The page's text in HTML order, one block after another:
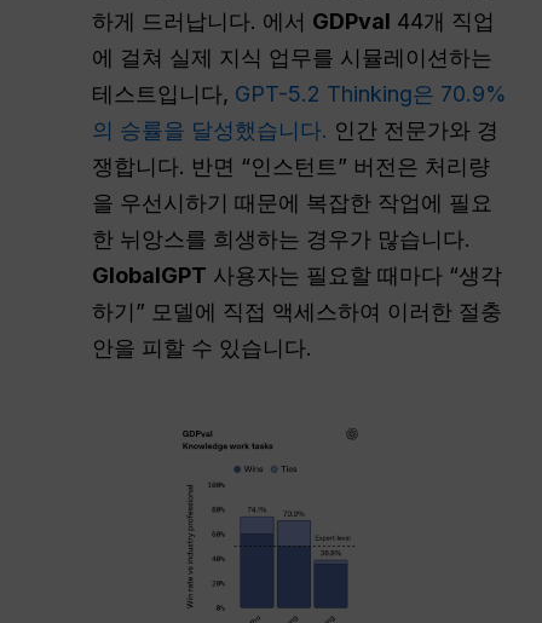
하게 드러납니다. 에서 GDPval 44개 직업
에 걸쳐 실제 지식 업무를 시뮬레이션하는
테스트입니다, GPT-5.2 Thinking은 70.9%
의 승률을 달성했습니다. 인간 전문가와 경
쟁합니다. 반면 “인스턴트” 버전은 처리량
을 우선시하기 때문에 복잡한 작업에 필요
한 뉘앙스를 희생하는 경우가 많습니다.
GlobalGPT 사용자는 필요할 때마다 “생각
하기” 모델에 직접 액세스하여 이러한 절충
안을 피할 수 있습니다.